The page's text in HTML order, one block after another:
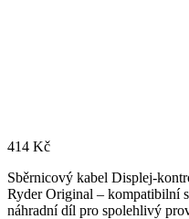
414 Kč
Sběrnicový kabel Displej-
Ryder Original – kompatibilní
náhradní díl pro spolehlivý